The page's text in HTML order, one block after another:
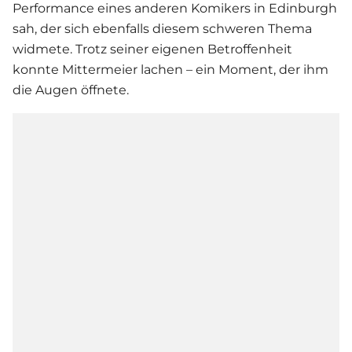
Performance eines anderen Komikers in Edinburgh
sah, der sich ebenfalls diesem schweren Thema
widmete. Trotz seiner eigenen Betroffenheit
konnte Mittermeier lachen – ein Moment, der ihm
die Augen öffnete.